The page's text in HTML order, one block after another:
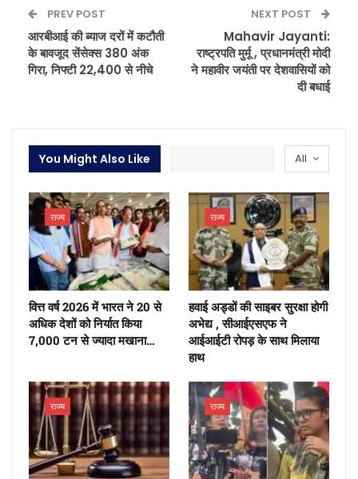
PREV POST
आरबीआई की ब्याज दरों में कटौती
के बावजूद सेंसेक्स 380 अंक
गिरा, निफ्टी 22,400 से नीचे
NEXT POST
Mahavir Jayanti:
राष्ट्रपति मुर्मू , प्रधानमंत्री मोदी
ने महावीर जयंती पर देशवासियों को
दी बधाई
All
You Might Also Like
राज्य
वित्त वर्ष 2026 में भारत ने 20 से
अधिक देशों को निर्यात किया
7,000 टन से ज्यादा मखाना…
राज्य
हवाई अड्डों की साइबर सुरक्षा होगी
अभेद्य , सीआईएसएफ ने
आईआईटी रोपड़ के साथ मिलाया
हाथ
राज्य राज्य